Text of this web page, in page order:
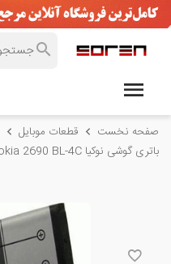
صفحه نخست قطعات موبایل
باتری گوشی نوکیا Nokia 2690 BL-4C